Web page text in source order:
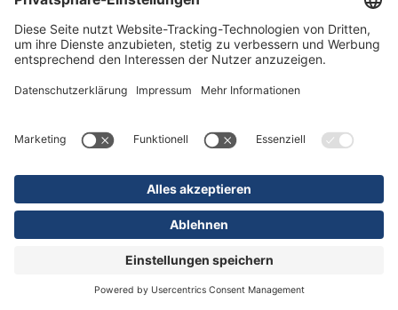
16.07.2026 Kliniken Orthopädie